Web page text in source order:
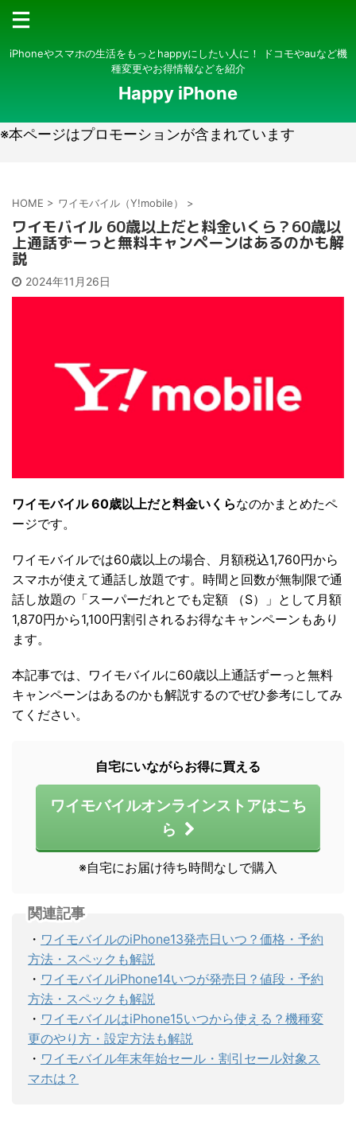
iPhoneやスマホの生活をもっとhappyにしたい人に！ ドコモやauなど機
種変更やお得情報などを紹介
Happy iPhone
※本ページはプロモーションが含まれています
HOME > ワイモバイル（Y!mobile） >
ワイモバイル 60歳以上だと料金いくら？60歳以
上通話ずーっと無料キャンペーンはあるのかも解
説
2024年11月26日
ワイモバイル 60歳以上だと料金いくらなのかまとめたペ
ージです。
ワイモバイルでは60歳以上の場合、月額税込1,760円から
スマホが使えて通話し放題です。時間と回数が無制限で通
話し放題の「スーパーだれとでも定額 （S）」として月額
1,870円から1,100円割引されるお得なキャンペーンもあり
ます。
本記事では、ワイモバイルに60歳以上通話ずーっと無料
キャンペーンはあるのかも解説するのでぜひ参考にしてみ
てください。
自宅にいながらお得に買える
ワイモバイルオンラインストアはこち
ら
※自宅にお届け待ち時間なしで購入
関連記事
・ ワイモバイルのiPhone13発売日いつ？価格・予約
方法・スペックも解説
・ ワイモバイルiPhone14いつが発売日？値段・予約
方法・スペックも解説
・ ワイモバイルはiPhone15いつから使える？機種変
更のやり方・設定方法も解説
・ ワイモバイル年末年始セール・割引セール対象ス
マホは？